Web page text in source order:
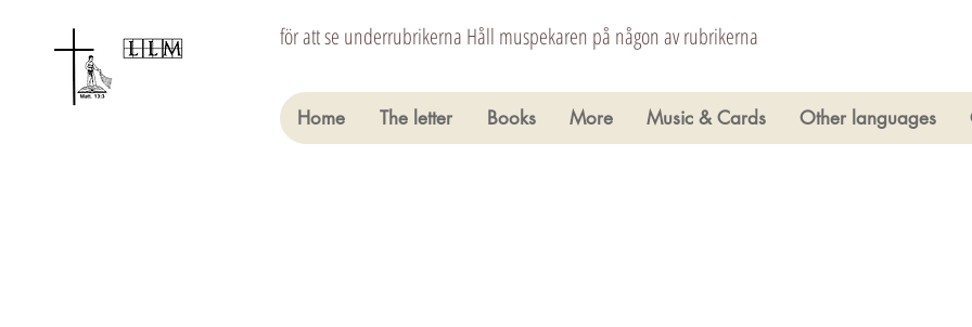
för att se underrubrikerna Håll muspekaren på någon av rubrikerna
Home The letter Books More Music & Cards Other languages